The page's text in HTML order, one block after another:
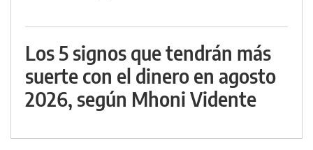
Los 5 signos que tendrán más
suerte con el dinero en agosto
2026, según Mhoni Vidente